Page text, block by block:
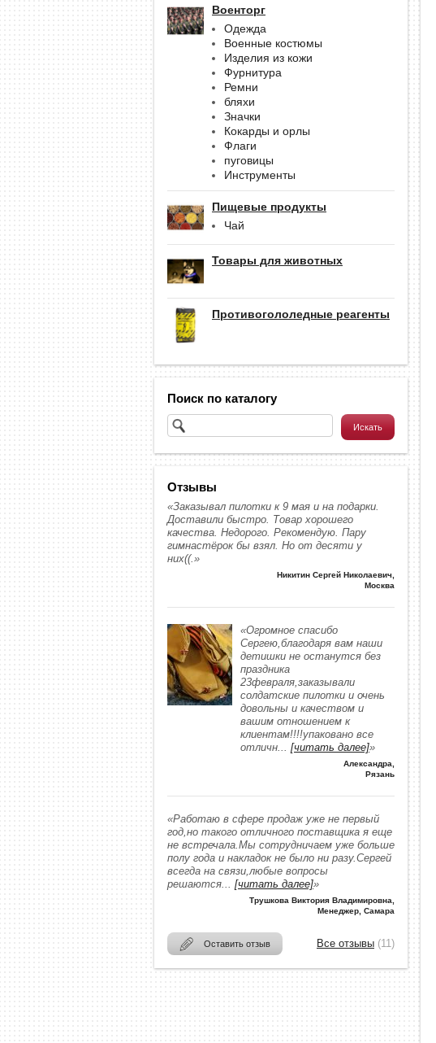
Военторг
Одежда
Военные костюмы
Изделия из кожи
Фурнитура
Ремни
бляхи
Значки
Кокарды и орлы
Флаги
пуговицы
Инструменты
Пищевые продукты
Чай
Товары для животных
Противогололедные реагенты
Поиск по каталогу
Отзывы
«Заказывал пилотки к 9 мая и на подарки.
Доставили быстро. Товар хорошего
качества. Недорого. Рекомендую. Пару
гимнастёрок бы взял. Но от десяти у
них((.»
Никитин Сергей Николаевич
Москва
«Огромное спасибо
Сергею,благодаря вам наши
детишки не останутся без
праздника
23февраля,заказывали
солдатские пилотки и очень
довольны и качеством и
вашим отношением к
клиентам!!!!упаковано все
отличн... [читать далее]»
Александра
Рязань
«Работаю в сфере продаж уже не первый
год,но такого отличного поставщика я еще
не встречала.Мы сотрудничаем уже больше
полу года и накладок не было ни разу.Сергей
всегда на связи,любые вопросы
решаются... [читать далее]»
Трушкова Виктория Владимировна
Менеджер, Самара
Оставить отзыв Все отзывы (11)